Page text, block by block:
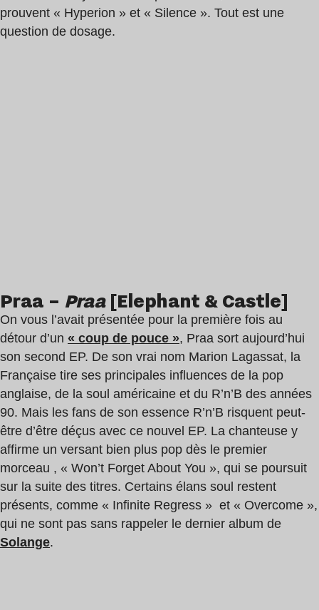
prouvent « Hyperion » et « Silence ». Tout est une
question de dosage.
Praa – Praa[Elephant & Castle]
On vous l’avait présentée pour la première fois au
détour d’un « coup de pouce », Praa sort aujourd’hui
son second EP. De son vrai nom Marion Lagassat, la
Française tire ses principales influences de la pop
anglaise, de la soul américaine et du R’n’B des années
90. Mais les fans de son essence R’n’B risquent peut-
être d’être déçus avec ce nouvel EP. La chanteuse y
affirme un versant bien plus pop dès le premier
morceau , « Won’t Forget About You », qui se poursuit
sur la suite des titres. Certains élans soul restent
présents, comme « Infinite Regress » et « Overcome »,
qui ne sont pas sans rappeler le dernier album de
Solange.